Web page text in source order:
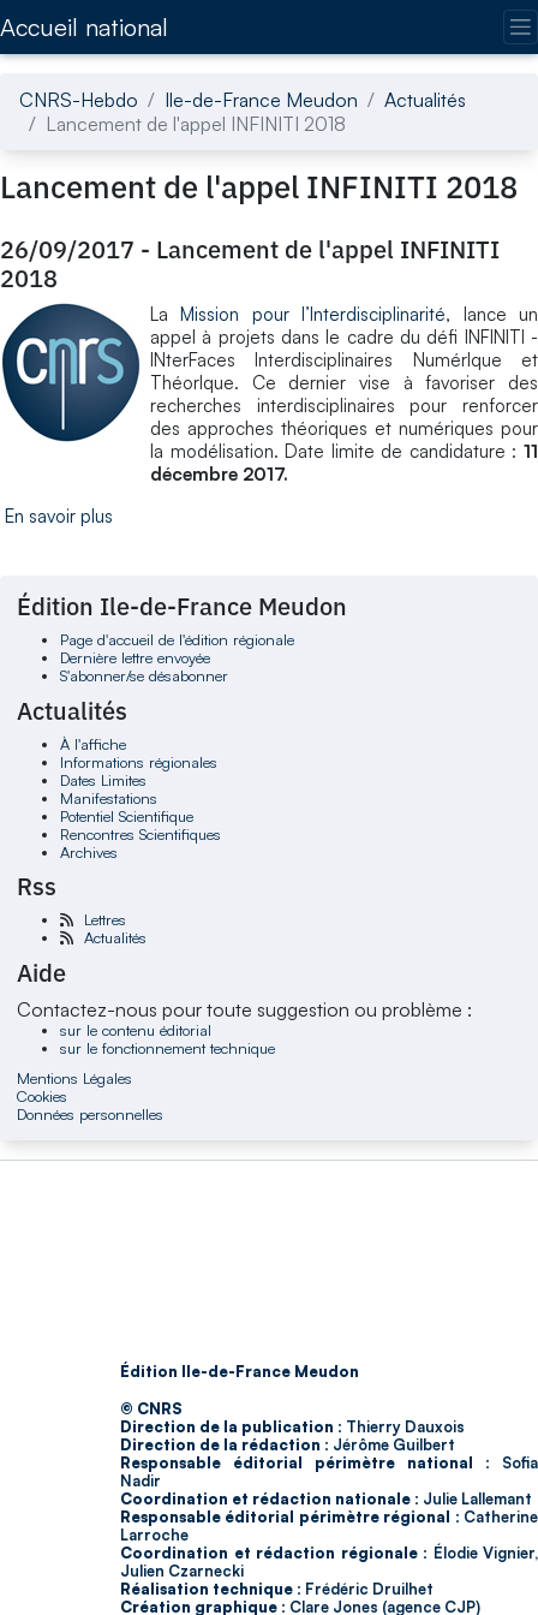
Accueil national
CNRS-Hebdo Ile-de-France Meudon
Actualités
Lancement de l'appel INFINITI 2018
Lancement de l'appel INFINITI 2018
26/09/2017 - Lancement de l'appel INFINITI
2018
LaMission pour l’Interdisciplinarité, lance un
appel à projets dans le cadre du défi INFINITI -
INterFaces Interdisciplinaires NumérIque et
ThéorIque. Ce dernier vise à favoriser des
recherches interdisciplinaires pour renforcer
des approches théoriques et numériques pour
la modélisation. Date limite de candidature : 11
décembre 2017.
En savoir plus
Édition Ile-de-France Meudon
Page d'accueil de l'édition régionale
Dernière lettre envoyée
S'abonner/se désabonner
Actualités
À l'affiche
Informations régionales
Dates Limites
Manifestations
Potentiel Scientifique
Rencontres Scientifiques
Archives
Rss
Lettres
Actualités
Aide
Contactez-nous pour toute suggestion ou problème :
sur le contenu éditorial
sur le fonctionnement technique
Mentions Légales
Cookies
Données personnelles
Édition Ile-de-France Meudon
© CNRS
Direction de la publication : Thierry Dauxois
Direction de la rédaction : Jérôme Guilbert
Responsable éditorial périmètre national : Sofia
Nadir
Coordination et rédaction nationale : Julie Lallemant
Responsable éditorial périmètre régional : Catherine
Larroche
Coordination et rédaction régionale : Élodie Vignier,
Julien Czarnecki
Réalisation technique : Frédéric Druilhet
Création graphique : Clare Jones (agence CJP)